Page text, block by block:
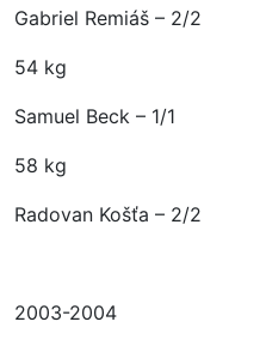
Gabriel Remiáš – 2/2
54 kg
Samuel Beck – 1/1
58 kg
Radovan Košťa – 2/2
2003-2004